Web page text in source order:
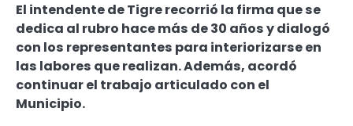
El intendente de Tigre recorrió la firma que se
dedica al rubro hace más de 30 años y dialogó
con los representantes para interiorizarse en
las labores que realizan. Además, acordó
continuar el trabajo articulado con el
Municipio.